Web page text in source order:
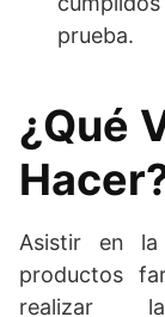
prueba.
¿Qué
Asistir en la
productos
realizar